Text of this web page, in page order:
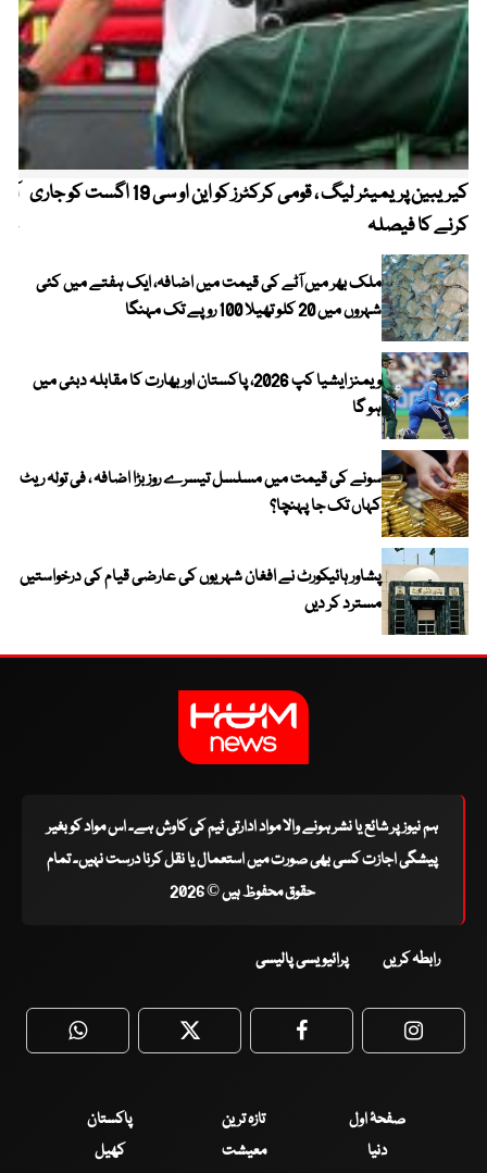
کیریبین پریمیئر لیگ ، قومی کرکٹرز کو این او سی 19 اگست کو جاری
کرنے کا فیصلہ
ملک بھر میں آٹے کی قیمت میں اضافہ، ایک ہفتے میں کئی
شہروں میں 20 کلو تھیلا 100 روپے تک مہنگا
ویمنز ایشیا کپ 2026، پاکستان اور بھارت کا مقابلہ دبئی میں
ہو گا
سونے کی قیمت میں مسلسل تیسرے روز بڑا اضافہ ، فی تولہ ریٹ
کہاں تک جا پہنچا؟
پشاور ہائیکورٹ نے افغان شہریوں کی عارضی قیام کی درخواستیں
مسترد کر دیں
ہم نیوز پر شائع یا نشر ہونے والا مواد ادارتی ٹیم کی کاوش ہے۔ اس مواد کو بغیر
پیشگی اجازت کسی بھی صورت میں استعمال یا نقل کرنا درست نہیں۔ تمام
حقوق محفوظ ہیں © 2026
رابطہ کریں پرائیویسی پالیسی
WhatsApp Twitter Facebook
صفحۂ اول تازہ ترین
پاکستان
دنیا
معیشت
کھیل